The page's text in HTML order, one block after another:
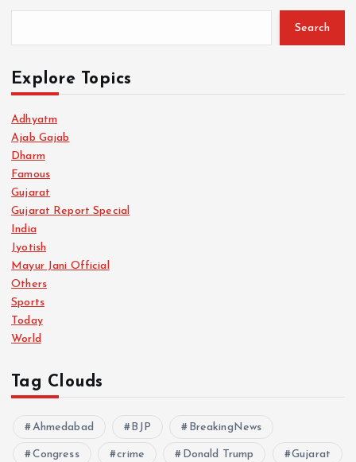
Search
Explore Topics
Adhyatm
Ajab Gajab
Dharm
Famous
Gujarat
Gujarat Report Special
India
Jyotish
Mayur Jani Official
Others
Sports
Today
World
Tag Clouds
Ahmedabad BJP BreakingNews
Congress crime Donald Trump Gujarat